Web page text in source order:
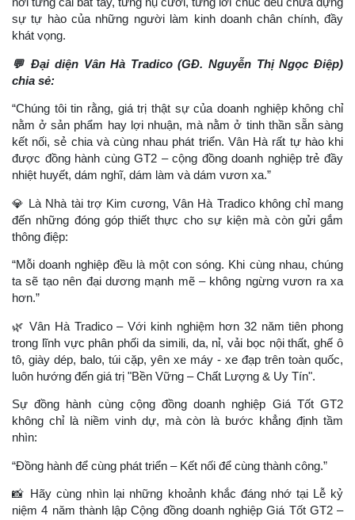
sự tự hào của những người làm kinh doanh chân chính, đầy
khát vọng.
💬 Đại diện Vân Hà Tradico (GĐ. Nguyễn Thị Ngọc Điệp)
chia sẻ:
“Chúng tôi tin rằng, giá trị thật sự của doanh nghiệp không chỉ
nằm ở sản phẩm hay lợi nhuận, mà nằm ở tinh thần sẵn sàng
kết nối, sẻ chia và cùng nhau phát triển. Vân Hà rất tự hào khi
được đồng hành cùng GT2 – cộng đồng doanh nghiệp trẻ đầy
nhiệt huyết, dám nghĩ, dám làm và dám vươn xa.”
💎 Là Nhà tài trợ Kim cương, Vân Hà Tradico không chỉ mang
đến những đóng góp thiết thực cho sự kiện mà còn gửi gắm
thông điệp:
“Mỗi doanh nghiệp đều là một con sóng. Khi cùng nhau, chúng
ta sẽ tạo nên đại dương mạnh mẽ – không ngừng vươn ra xa
hơn.”
🌿 Vân Hà Tradico – Với kinh nghiệm hơn 32 năm tiên phong
trong lĩnh vực phân phối da simili, da, nỉ, vải bọc nội thất, ghế ô
tô, giày dép, balo, túi cặp, yên xe máy - xe đạp trên toàn quốc,
luôn hướng đến giá trị "Bền Vững – Chất Lượng & Uy Tín".
Sự đồng hành cùng cộng đồng doanh nghiệp Giá Tốt GT2
không chỉ là niềm vinh dự, mà còn là bước khẳng định tầm
nhìn:
“Đồng hành để cùng phát triển – Kết nối để cùng thành công.”
📸
Hãy cùng nhìn lại những khoảnh khắc đáng nhớ tại Lễ kỷ
niệm 4 năm thành lập Cộng đồng doanh nghiệp Giá Tốt GT2 –